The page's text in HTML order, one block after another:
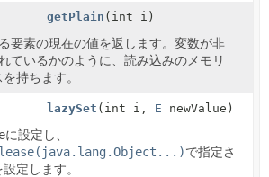
getPlain (int i)
要素の現在の値を返します。変数が非
ているかのように、読み込みのメモリ
持ちます。
lazySet (int i, E newValue)
に設定し、
で指定さ
定します。